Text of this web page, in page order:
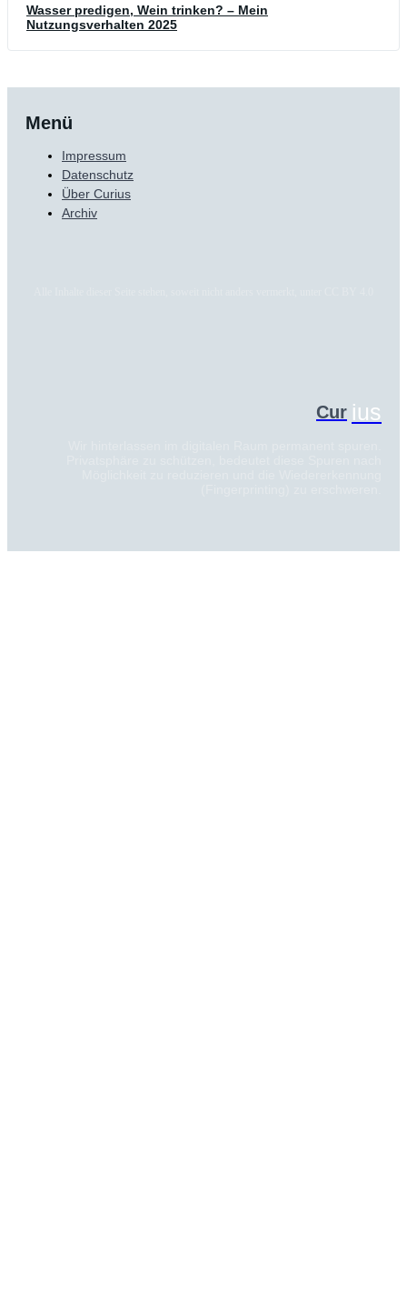
Wasser predigen, Wein trinken? – Mein
Nutzungsverhalten 2025
Menü
Impressum
Datenschutz
Über Curius
Archiv
Cur ius